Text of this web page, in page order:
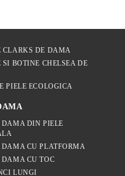
CLARKS DE DAMA
SI BOTINE CHELSEA DE
PIELE ECOLOGICA
DAMA DIN PIELE
DAMA CU PLATFORMA
DAMA CU TOC
LUNGI